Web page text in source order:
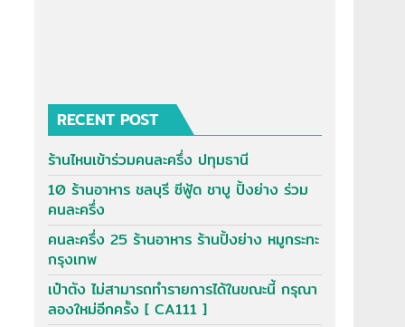
RECENT POST
ร้านไหนเข้าร่วมคนละครึ่ง ปทุมธานี
10 ร้านอาหาร ชลบุรี ซีฟู้ด ชาบู ปิ้งย่าง ร่วม
คนละครึ่ง
คนละครึ่ง 25 ร้านอาหาร ร้านปิ้งย่าง หมูกระทะ
กรุงเทพ
เป๋าตัง ไม่สามารถทำรายการได้ในขณะนี้ กรุณา
ลองใหม่อีกครั้ง [ CA111 ]